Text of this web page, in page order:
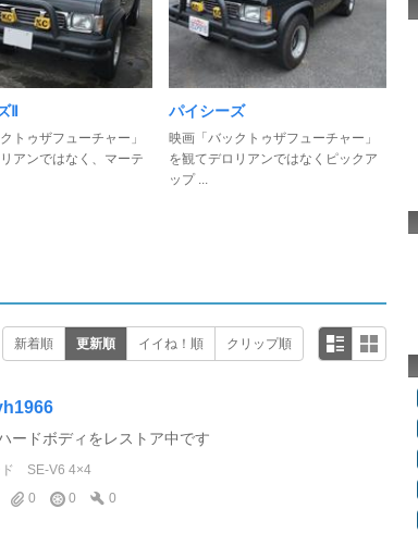
Ⅱ
トゥザフューチャー」
アンではなく、マーテ
パイシーズ
映画「バックトゥザフューチャー」
を観てデロリアンではなくピックア
ップ ...
新着順 更新順 イイね！順 クリップ順
ードボディをレストア中です
SE-V6 4×4
0 0 0